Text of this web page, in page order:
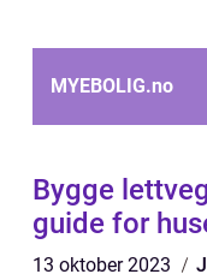
MYEBOLIG.no
Bygge
guide for
13 oktober 2023